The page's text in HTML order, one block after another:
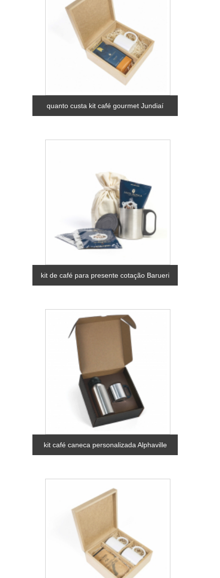
quanto custa kit café gourmet Jundiaí
kit de café para presente cotação Barueri
kit café caneca personalizada Alphaville